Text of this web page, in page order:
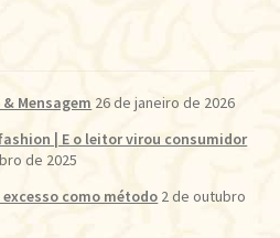
Mensagem 26 de janeiro de 2026
| E o leitor virou consumidor
de 2025
como método 2 de outubro